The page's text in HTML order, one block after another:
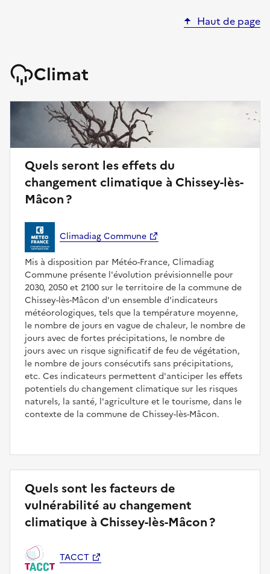
Haut de page
Climat
Quels seront les effets du
changement climatique à Chissey-lès-
Mâcon ?
Climadiag Commune
Mis à disposition par Météo-France, Climadiag
Commune présente l'évolution prévisionnelle pour
2030, 2050 et 2100 sur le territoire de la commune de
Chissey-lès-Mâcon d'un ensemble d'indicateurs
météorologiques, tels que la température moyenne,
le nombre de jours en vague de chaleur, le nombre de
jours avec de fortes précipitations, le nombre de
jours avec un risque significatif de feu de végétation,
le nombre de jours consécutifs sans précipitations,
etc. Ces indicateurs permettent d'anticiper les effets
potentiels du changement climatique sur les risques
naturels, la santé, l'agriculture et le tourisme, dans le
contexte de la commune de Chissey-lès-Mâcon.
Quels sont les facteurs de
vulnérabilité au changement
climatique à Chissey-lès-Mâcon ?
TACCT